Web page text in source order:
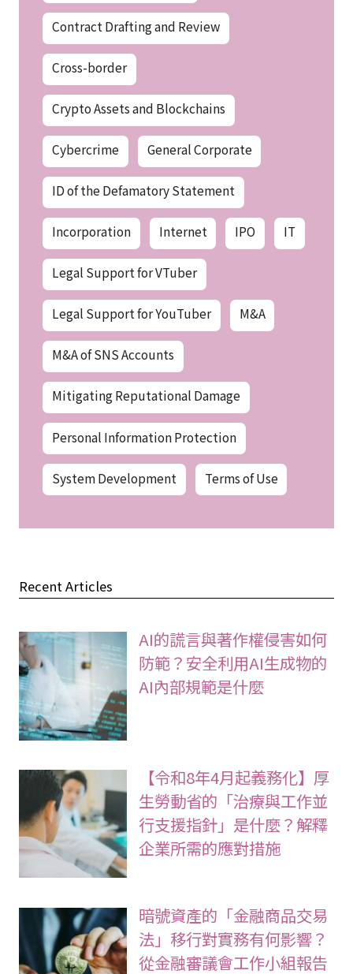
Contract Drafting and Review
Cross-border
Crypto Assets and Blockchains
Cybercrime General Corporate
ID of the Defamatory Statement
Incorporation Internet IPO IT
Legal Support for VTuber
Legal Support for YouTuber M&A
M&A of SNS Accounts
Mitigating Reputational Damage
Personal Information Protection
System Development Terms of Use
Recent Articles
AI的謊言與著作權侵害如何
防範？安全利用AI生成物的
AI內部規範是什麼
【令和8年4月起義務化】厚
生勞動省的「治療與工作並
行支援指針」是什麼？解釋
企業所需的應對措施
暗號資產的「金融商品交易
法」移行對實務有何影響？
從金融審議會工作小組報告